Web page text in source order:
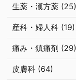
生薬・漢方薬 (25)
産科・婦人科 (19)
痛み・鎮痛剤 (29)
皮膚科 (64)